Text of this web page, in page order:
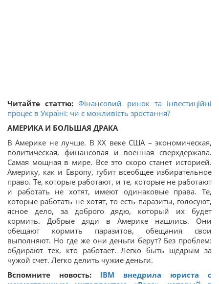
Читайте статтю: Фінансовий ринок та інвестиційні
процес в Україні: чи є можливість зростання?
АМЕРИКА И БОЛЬШАЯ ДРАКА
В Америке не лучше. В ХХ веке США – экономическая,
политическая, финансовая и военная сверхдержава.
Самая мощная в мире. Все это скоро станет историей.
Америку, как и Европу, губит всеобщее избирательное
право. Те, которые работают, и те, которые не работают
и работать не хотят, имеют одинаковые права. Те,
которые работать не хотят, то есть паразиты, голосуют,
ясное дело, за доброго дядю, который их будет
кормить. Добрые дяди в Америке нашлись. Они
обещают кормить паразитов, обещания свои
выполняют. Но где же они деньги берут? Без проблем:
обдирают тех, кто работает. Легко быть щедрым за
чужой счет. Легко делить чужие деньги.
Вспомните новость: IBM внедрила юриста с